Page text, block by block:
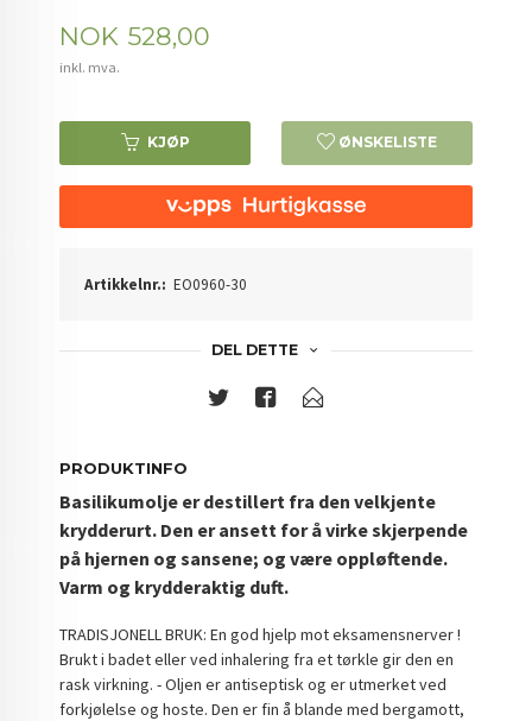
Pris
NOK 528,00
inkl. mva.
KJØP ØNSKELISTE
Artikkelnr.: EO0960-30
DEL DETTE
PRODUKTINFO
Basilikumolje er destillert fra den velkjente
krydderurt. Den er ansett for å virke skjerpende
på hjernen og sansene; og være oppløftende.
Varm og krydderaktig duft.
TRADISJONELL BRUK: En god hjelp mot eksamensnerver !
Brukt i badet eller ved inhalering fra et tørkle gir den en
rask virkning. - Oljen er antiseptisk og er utmerket ved
forkjølelse og hoste. Den er fin å blande med bergamott,